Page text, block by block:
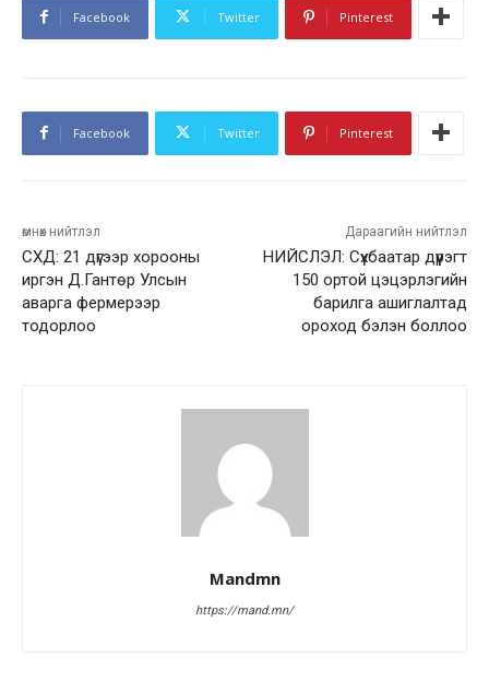
Facebook Twitter Pinterest
Facebook Twitter Pinterest
өмнөх нийтлэл
СХД: 21 дүгээр хорооны
иргэн Д.Гантөр Улсын
аварга фермерээр
тодорлоо
Дараагийн нийтлэл
НИЙСЛЭЛ: Сүхбаатар дүүрэгт
150 ортой цэцэрлэгийн
барилга ашиглалтад
ороход бэлэн боллоо
Mandmn
https://mand.mn/